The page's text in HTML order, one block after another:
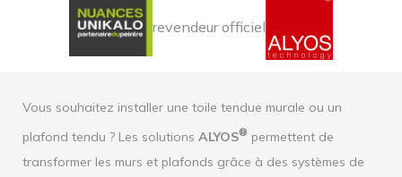
revendeur officiel
Vous souhaitez installer une toile tendue murale ou un
plafond tendu ? Les solutions ALYOS® permettent de
transformer les murs et plafonds grâce à des systèmes de